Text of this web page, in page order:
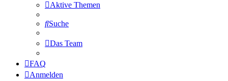
Aktive Themen
Suche
Das Team
FAQ
Anmelden